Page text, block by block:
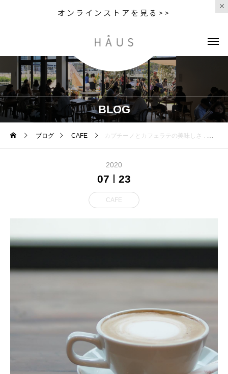
オンラインストアを見る>>
BLOG
ブログ CAFE カプチーノとカフェラテの美味しさ️ . 濃厚なエスプレッソにスチームしたミルクで割る . ミルク感を楽しんで
2020
07 23
CAFE